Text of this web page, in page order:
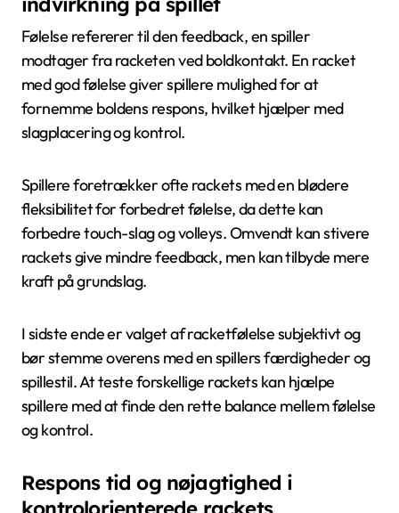
Følelse refererer til den feedback, en spiller
modtager fra racketen ved boldkontakt. En racket
med god følelse giver spillere mulighed for at
fornemme boldens respons, hvilket hjælper med
slagplacering og kontrol.
Spillere foretrækker ofte rackets med en blødere
fleksibilitet for forbedret følelse, da dette kan
forbedre touch-slag og volleys. Omvendt kan stivere
rackets give mindre feedback, men kan tilbyde mere
kraft på grundslag.
I sidste ende er valget af racketfølelse subjektivt og
bør stemme overens med en spillers færdigheder og
spillestil. At teste forskellige rackets kan hjælpe
spillere med at finde den rette balance mellem følelse
og kontrol.
Respons tid og nøjagtighed i